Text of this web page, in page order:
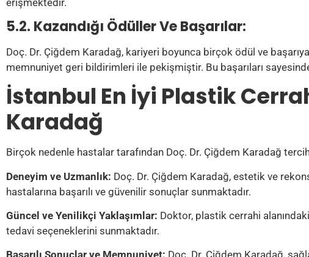
5.2. Kazandığı Ödüller Ve Başarılar:
Doç. Dr. Çiğdem Karadağ, kariyeri boyunca birçok ödül ve
memnuniyet geri bildirimleri ile pekişmiştir. Bu başarıları
İstanbul En İyi Plastik
Karadağ
Birçok nedenle hastalar tarafından Doç. Dr. Çiğdem Karadağ
Deneyim ve Uzmanlık: Doç. Dr. Çiğdem Karadağ, estetik ve
hastalarına başarılı ve güvenilir sonuçlar sunmaktadır.
Güncel ve Yenilikçi Yaklaşımlar: Doktor, plastik cerrahi
tedavi seçeneklerini sunmaktadır.